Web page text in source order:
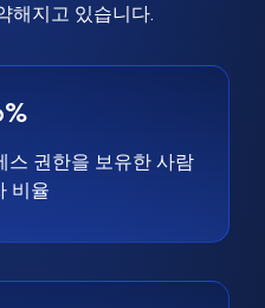
해지고 있습니다.
스 권한을 보유한 사람
비율